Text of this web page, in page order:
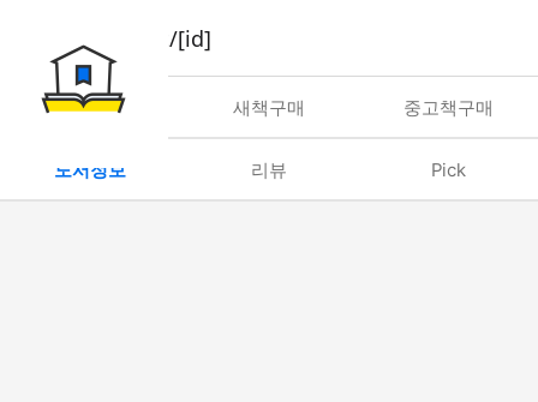
book/rent/[id]
대여 새책구매 중고책구매
도서정보 리뷰 Pick